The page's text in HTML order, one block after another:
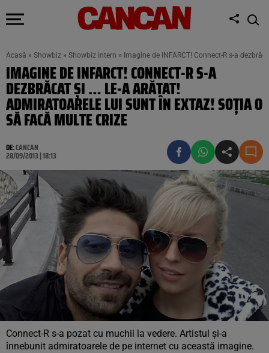
Acasă » Showbiz » Showbiz intern » Imagine de INFARCT! Connect-R s-a
IMAGINE DE INFARCT! CONNECT-R S-A
DEZBRĂCAT ŞI … LE-A ARĂTAT!
ADMIRATOARELE LUI SUNT ÎN EXTAZ! SOŢIA O
SĂ FACĂ MULTE CRIZE
DE:CANCAN
28/09/2013 | 18:13
Connect-R s-a pozat cu muchii la vedere. Artistul şi-a
înnebunit admiratoarele de pe internet cu această imagine.